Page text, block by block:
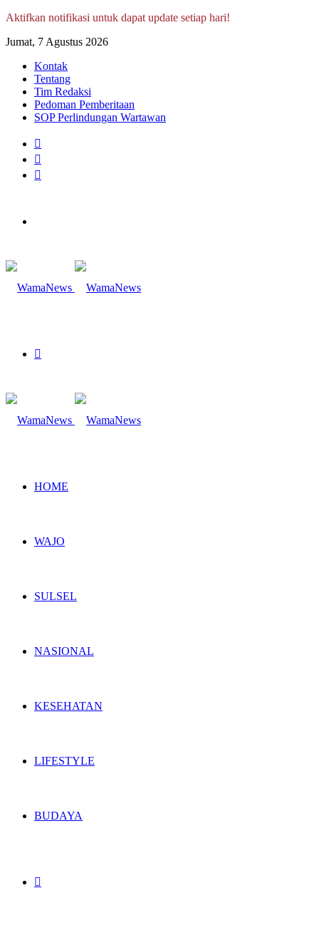
Aktifkan notifikasi untuk dapat update setiap hari!
Jumat, 7 Agustus 2026
Kontak
Tentang
Tim Redaksi
Pedoman Pemberitaan
SOP Perlindungan Wartawan
HOME
WAJO
SULSEL
NASIONAL
KESEHATAN
LIFESTYLE
BUDAYA